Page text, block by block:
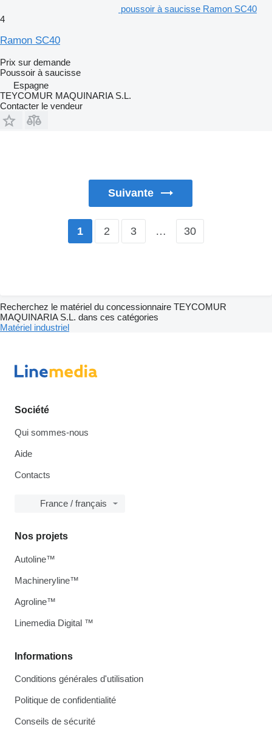
poussoir à saucisse Ramon SC40
4
Ramon SC40
Prix sur demande
Poussoir à saucisse
Espagne
TEYCOMUR MAQUINARIA S.L.
Contacter le vendeur
Suivante
1 2 3 … 30
Recherchez le matériel du concessionnaire TEYCOMUR
MAQUINARIA S.L. dans ces catégories
Matériel industriel
Société
Qui sommes-nous
Aide
Contacts
France / français
Informations
Conditions générales d'utilisation
Politique de confidentialité
Conseils de sécurité
Nos projets
Autoline™
Machineryline™
Agroline™
Linemedia Digital ™